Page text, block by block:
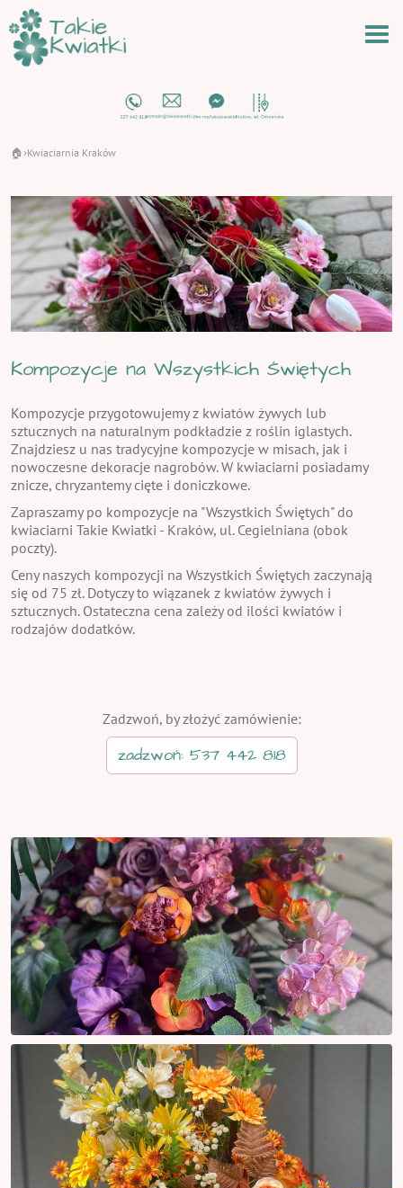
🏠 ›Kwiaciarnia Kraków
Kompozycje na Wszystkich Świętych
Kompozycje przygotowujemy z kwiatów żywych lub
sztucznych na naturalnym podkładzie z roślin iglastych.
Znajdziesz u nas tradycyjne kompozycje w misach, jak i
nowoczesne dekoracje nagrobów. W kwiaciarni posiadamy
znicze, chryzantemy cięte i doniczkowe.
Zapraszamy po kompozycje na "Wszystkich Świętych" do
kwiaciarni Takie Kwiatki - Kraków, ul. Cegielniana (obok
poczty).
Ceny naszych kompozycji na Wszystkich Świętych zaczynają
się od 75 zł. Dotyczy to wiązanek z kwiatów żywych i
sztucznych. Ostateczna cena zależy od ilości kwiatów i
rodzajów dodatków.
Zadzwoń, by złożyć zamówienie:
zadzwoń: 537 442 818